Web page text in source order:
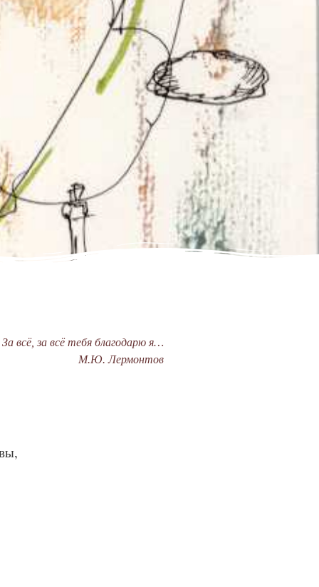
За всё, за всё тебя благодарю я…
М.Ю. Лермонтов